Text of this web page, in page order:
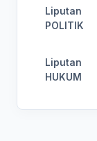
Liputan
POLITIK
Liputan
HUKUM